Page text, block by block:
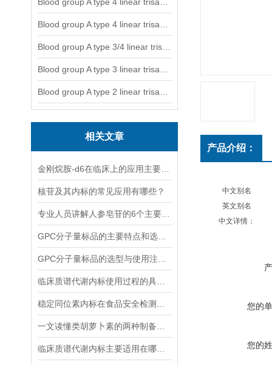
相关文章
核苷及其内标的常见应用有哪些？
产品介绍：
中文别名
英文别名
中文详情：
您的
您的